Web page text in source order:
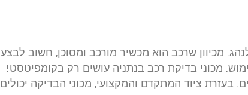
מכיוון שרכב הוא מכשיר מורכב ומסוכן, חשוב לבצע
מכוני בדיקת רכב בנתניה עושים רק בקומפיטסט!
בעזרת ציוד המתקדם והמקצועי, מכוני הבדיקה יכולים